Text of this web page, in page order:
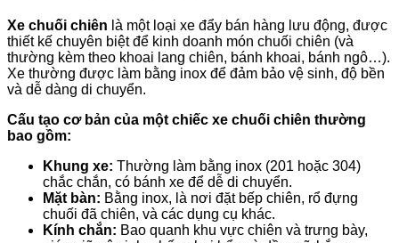
Xe chuối chiên là một loại xe đẩy bán hàng lưu động, được
thiết kế chuyên biệt để kinh doanh món chuối chiên (và
thường kèm theo khoai lang chiên, bánh khoai, bánh ngô…).
Xe thường được làm bằng inox để đảm bảo vệ sinh, độ bền
và dễ dàng di chuyển.
Cấu tạo cơ bản của một chiếc xe chuối chiên thường
bao gồm:
Khung xe: Thường làm bằng inox (201 hoặc 304)
chắc chắn, có bánh xe để dễ di chuyển.
Mặt bàn: Bằng inox, là nơi đặt bếp chiên, rổ đựng
chuối đã chiên, và các dụng cụ khác.
Kính chắn: Bao quanh khu vực chiên và trưng bày,